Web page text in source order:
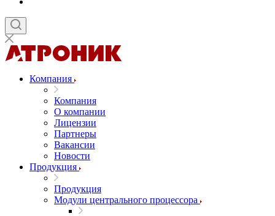
Компания
Компания
О компании
Лицензии
Партнеры
Вакансии
Новости
Продукция
Продукция
Модули центрального процессора